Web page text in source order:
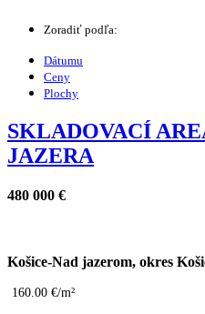
Zoradiť podľa:
Dátumu
Ceny
Plochy
SKLADOVACÍ
JAZERA
480 000 €
Košice-Nad jazerom, okres
160.00 €/m²